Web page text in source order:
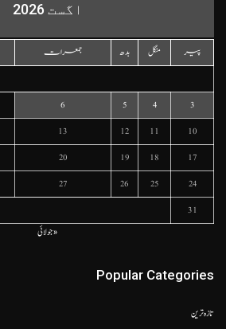
اگست 2026
پیر منگل بدھ جمعرات
3
4
5
6
10
11
12
13
17
18
19
20
24
25
26
27
31
« جولائی
Popular Categories
تازہ ترین